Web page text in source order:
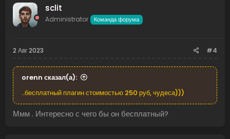
sclit
Administrator Команда форума
2 Авг 2023 #4
orenn сказал(а):
..бесплатный плагин стоимостью 250 руб, чудеса)))
Ммм . Интересно с чего бы он бесплатный?